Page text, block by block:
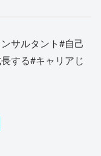
サルタント#自己
する#キャリアじ